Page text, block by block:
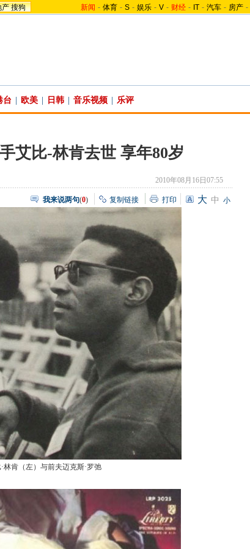
产 搜狗 新闻 - 体育 - S - 娱乐 - V - 财经 - IT - 汽车 - 房产 -
台 欧美 日韩 音乐视频 乐评
艾比-林肯去世 享年80岁
2010年08月16日07:55
我来说两句(0) 复制链接 打印 大 中 小
林肯（左）与前夫迈克斯·罗弛